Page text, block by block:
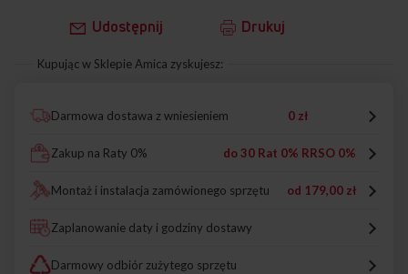
Udostępnij Drukuj
Kupując w Sklepie Amica zyskujesz:
Darmowa dostawa z wniesieniem 0 zł
Zakup na Raty 0% do 30 Rat 0% RRSO 0%
Montaż i instalacja zamówionego sprzętu od 179,00 zł
Zaplanowanie daty i godziny dostawy
Darmowy odbiór zużytego sprzętu